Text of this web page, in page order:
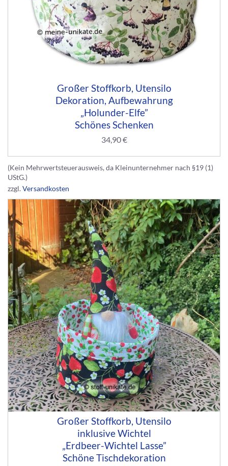
Großer Stoffkorb, Utensilo
Dekoration, Aufbewahrung
„Holunder-Elfe”
Schönes Schenken
34,90€
(Kein Mehrwertsteuerausweis, da Kleinunternehmer nach §19 (1)
UStG.)
zzgl.Versandkosten
Großer Stoffkorb, Utensilo
inklusive Wichtel
„Erdbeer-Wichtel Lasse”
Schöne Tischdekoration